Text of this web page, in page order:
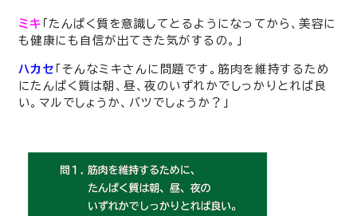
ミキ 「たんぱく質を意識してとるようになってから、美容に
も健康にも自信が出てきた気がするの。」
ハカセ 「そんなミキさんに問題です。筋肉を維持するため
にたんぱく質は朝、昼、夜のいずれかでしっかりとれば良
い。マルでしょうか、バツでしょうか？」